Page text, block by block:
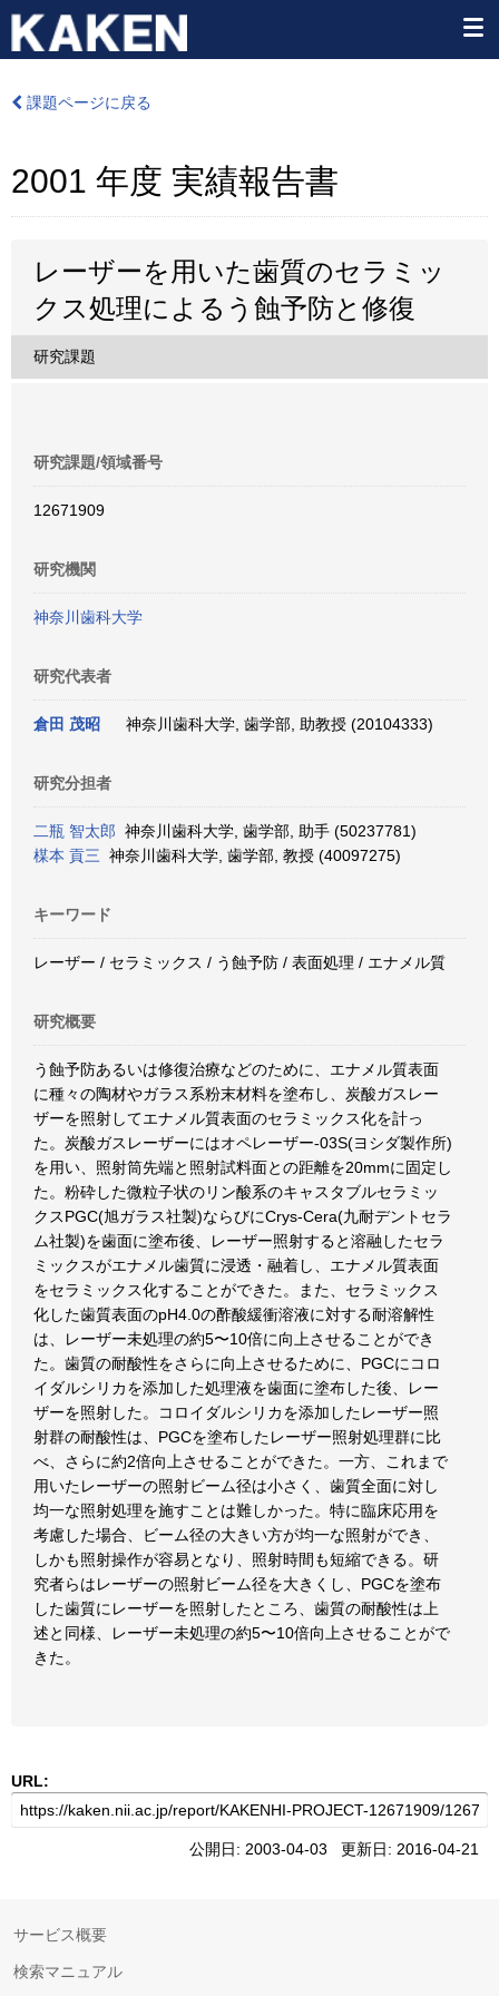
課題ページに戻る
2001 年度 実績報告書
レーザーを用いた歯質のセラミッ
クス処理によるう蝕予防と修復
研究課題
研究課題/領域番号
12671909
研究機関
神奈川歯科大学
研究代表者
倉田 茂昭 神奈川歯科大学, 歯学部, 助教授 (20104333)
研究分担者
二瓶 智太郎 神奈川歯科大学, 歯学部, 助手 (50237781)
楳本 貢三 神奈川歯科大学, 歯学部, 教授 (40097275)
キーワード
レーザー / セラミックス / う蝕予防 / 表面処理 / エナメル質
研究概要
う蝕予防あるいは修復治療などのために、エナメル質表面
に種々の陶材やガラス系粉末材料を塗布し、炭酸ガスレー
ザーを照射してエナメル質表面のセラミックス化を計っ
た。炭酸ガスレーザーにはオペレーザー-03S(ヨシダ製作所)
を用い、照射筒先端と照射試料面との距離を20mmに固定し
た。粉砕した微粒子状のリン酸系のキャスタブルセラミッ
クスPGC(旭ガラス社製)ならびにCrys-Cera(九耐デントセラ
ム社製)を歯面に塗布後、レーザー照射すると溶融したセラ
ミックスがエナメル歯質に浸透・融着し、エナメル質表面
をセラミックス化することができた。また、セラミックス
化した歯質表面のpH4.0の酢酸緩衝溶液に対する耐溶解性
は、レーザー未処理の約5〜10倍に向上させることができ
た。歯質の耐酸性をさらに向上させるために、PGCにコロ
イダルシリカを添加した処理液を歯面に塗布した後、レー
ザーを照射した。コロイダルシリカを添加したレーザー照
射群の耐酸性は、PGCを塗布したレーザー照射処理群に比
べ、さらに約2倍向上させることができた。一方、これまで
用いたレーザーの照射ビーム径は小さく、歯質全面に対し
均一な照射処理を施すことは難しかった。特に臨床応用を
考慮した場合、ビーム径の大きい方が均一な照射ができ、
しかも照射操作が容易となり、照射時間も短縮できる。研
究者らはレーザーの照射ビーム径を大きくし、PGCを塗布
した歯質にレーザーを照射したところ、歯質の耐酸性は上
述と同様、レーザー未処理の約5〜10倍向上させることがで
きた。
URL:
公開日: 2003-04-03 更新日: 2016-04-21
サービス概要
検索マニュアル